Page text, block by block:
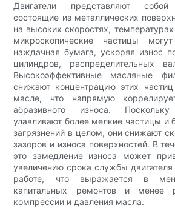
Двигатели представляют
состоящие из металлических
на высоких скоростях,
микроскопические частицы
наждачная бумага, ускоряя износ
цилиндров, распределительных
Высокоэффективные масляные
снижают концентрацию этих
масле, что напрямую
абразивного износа.
улавливают более мелкие частицы и
загрязнений в целом, они снижают
зазоров и износа поверхностей. В
это замедление износа может
увеличению срока службы двигателя
работе, что выражается в
капитальных ремонтов и менее
компрессии и давления масла.